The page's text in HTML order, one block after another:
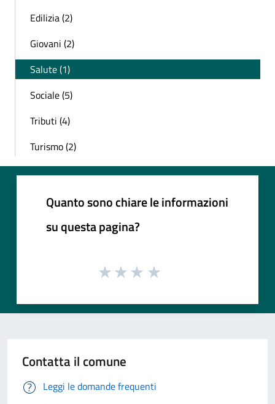
Edilizia (2)
Giovani (2)
Salute (1)
Sociale (5)
Tributi (4)
Turismo (2)
Quanto sono chiare le informazioni
su questa pagina?
Contatta il comune
Leggi le domande frequenti